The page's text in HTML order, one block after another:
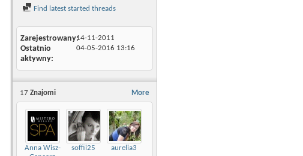
Find latest started threads
Zarejestrowany14-11-2011
Ostatnio
aktywny
04-05-2016 13:16
More
17 Znajomi
Anna Wisz-
soffii25 aurelia3